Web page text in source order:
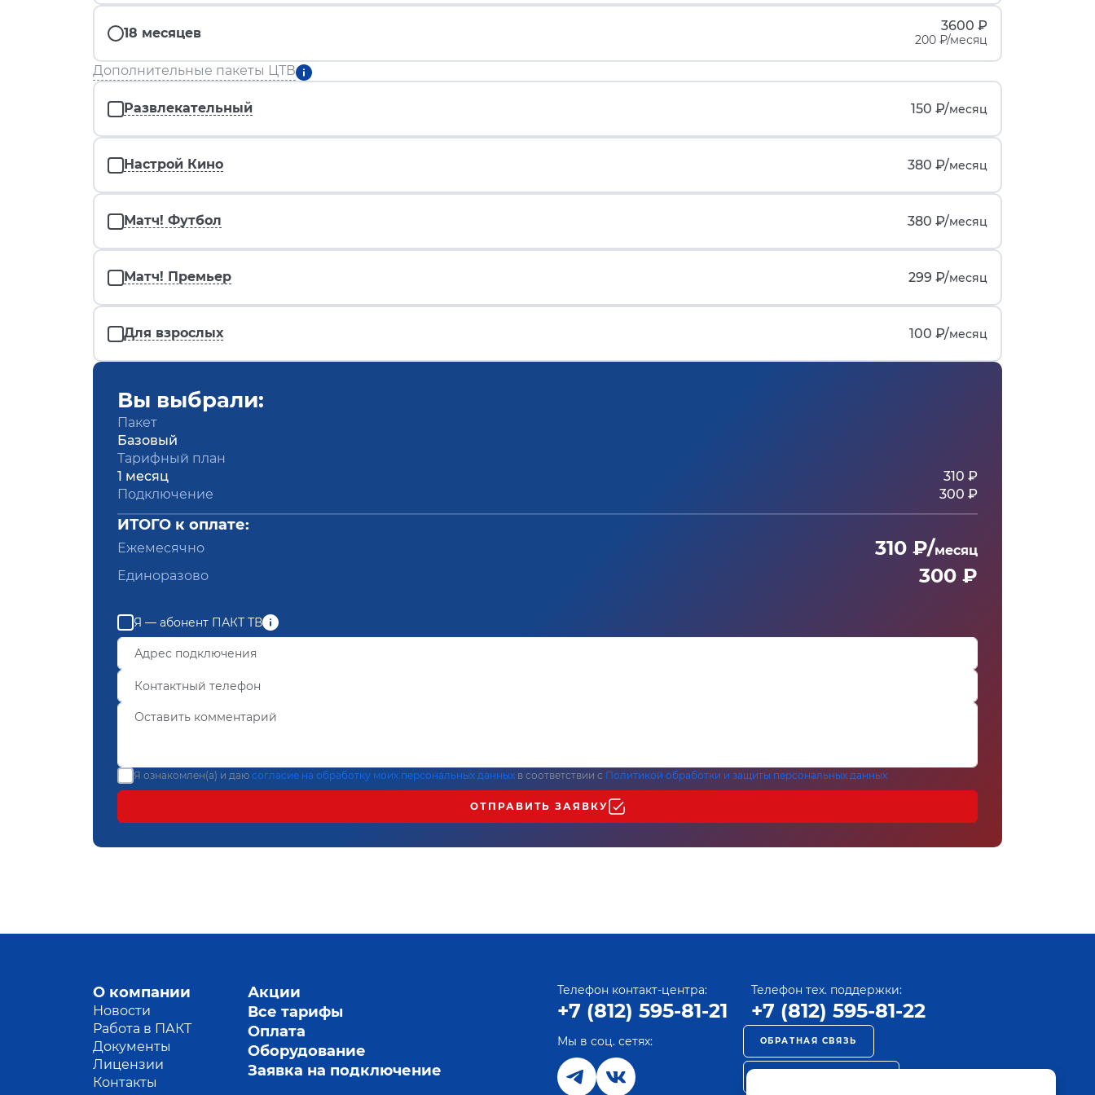
18 месяцев 3600 ₽
200 ₽/месяц
Дополнительные пакеты ЦТВ
Развлекательный 150 ₽/месяц
Настрой Кино 380 ₽/месяц
Матч! Футбол 380 ₽/месяц
Матч! Премьер 299 ₽/месяц
Для взрослых 100 ₽/месяц
Вы выбрали:
Пакет
Базовый
Тарифный план
1 месяц
310 ₽
Подключение
300 ₽
ИТОГО к оплате:
Ежемесячно 310 ₽/месяц
Единоразово
300 ₽
Я — абонент ПАКТ ТВ
Я ознакомлен(а) и даю согласие на обработку моих персональных данных в соответствии с Политикой обработки и защиты персональных данных
ОТПРАВИТЬ ЗАЯВКУ
О компании
Новости
Работа в ПАКТ
Документы
Лицензии
Контакты
Акции
Все тарифы
Оплата
Оборудование
Заявка на подключение
Телефон контакт-центра:
+7 (812) 595-81-21
Телефон тех. поддержки:
+7 (812) 595-81-22
Мы в соц. сетях: ОБРАТНАЯ СВЯЗЬ